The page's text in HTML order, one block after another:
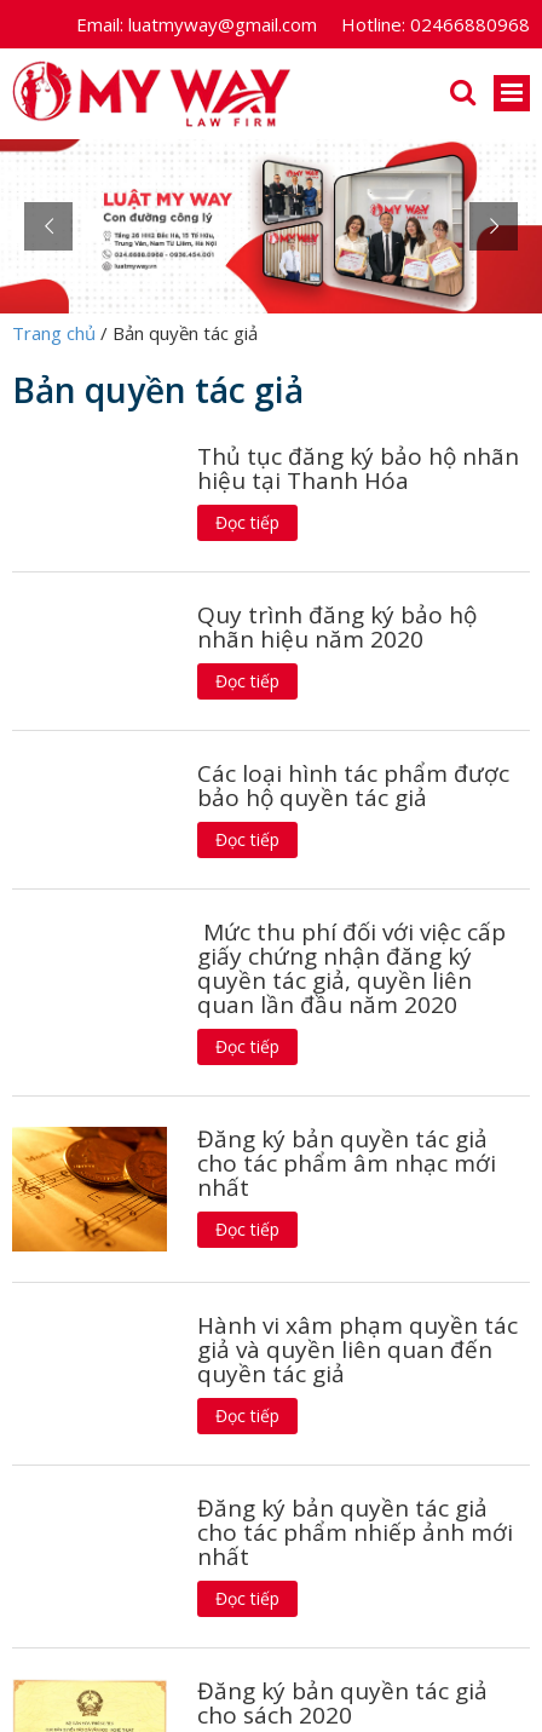
Email: luatmyway@gmail.com Hotline: 02466880968
Trang chủ / Bản quyền tác giả
Bản quyền tác giả
Thủ tục đăng ký bảo hộ nhãn
hiệu tại Thanh Hóa
Đọc tiếp
Quy trình đăng ký bảo hộ
nhãn hiệu năm 2020
Đọc tiếp
Các loại hình tác phẩm được
bảo hộ quyền tác giả
Đọc tiếp
Mức thu phí đối với việc cấp
giấy chứng nhận đăng ký
quyền tác giả, quyền liên
quan lần đầu năm 2020
Đọc tiếp
Đăng ký bản quyền tác giả
cho tác phẩm âm nhạc mới
nhất
Đọc tiếp
Hành vi xâm phạm quyền tác
giả và quyền liên quan đến
quyền tác giả
Đọc tiếp
Đăng ký bản quyền tác giả
cho tác phẩm nhiếp ảnh mới
nhất
Đọc tiếp
Đăng ký bản quyền tác giả
cho sách 2020